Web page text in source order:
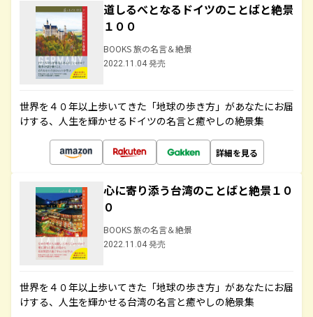
道しるべとなるドイツのことばと絶景
１００
BOOKS 旅の名言＆絶景
2022.11.04 発売
世界を４０年以上歩いてきた「地球の歩き方」があなたにお届
けする、人生を輝かせるドイツの名言と癒やしの絶景集
詳細を見る
心に寄り添う台湾のことばと絶景１０
０
BOOKS 旅の名言＆絶景
2022.11.04 発売
世界を４０年以上歩いてきた「地球の歩き方」があなたにお届
けする、人生を輝かせる台湾の名言と癒やしの絶景集